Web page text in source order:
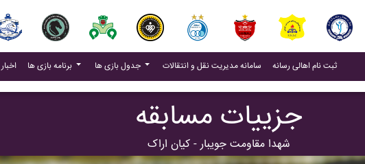
اخبار(current) برنامه بازی ها جدول بازی ها سامانه مدیریت نقل و انتقالات (current)
ثبت نام اهالی رسانه(current)
جزییات مسابقه
شهدا مقاومت جويبار - کيان اراک